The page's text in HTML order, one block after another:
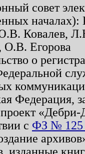
совет
Ковалев,
О.В. Егорова
о
Федерация,
с ФЗ № 125
изданные